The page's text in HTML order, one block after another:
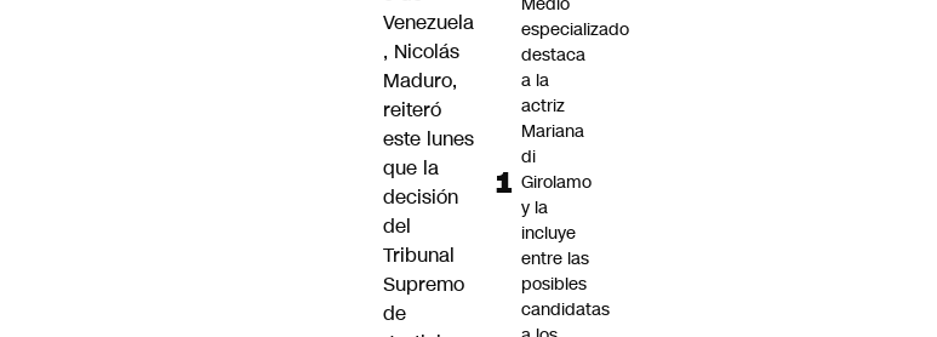
Venezuela
, Nicolás
Maduro,
reiteró
este lunes
que la
decisión
del
Tribunal
Supremo
de
especializado
destaca
a la
actriz
Mariana
di
Girolamo
y la
incluye
entre las
posibles
candidatas